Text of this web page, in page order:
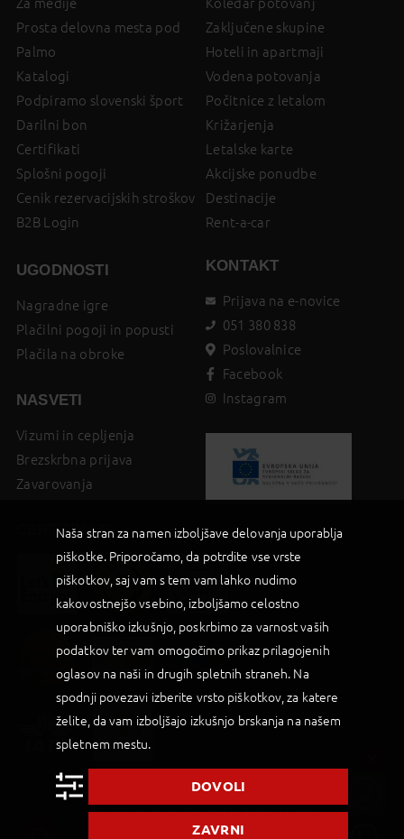
Prosta delovna mesta pod
Palmo
Katalogi
Podpiramo slovenski šport
Darilni bon
Certifikati
Splošni pogoji
Cenik rezervacijskih stroškov
B2B Login
UGODNOSTI
Nagradne igre
Plačilni pogoji in popusti
Plačila na obroke
NASVETI
Vizumi in cepljenja
Brezskrbna prijava
Zavarovanja
Zaključene skupine
Hoteli in apartmaji
Vodena potovanja
Počitnice z letalom
Križarjenja
Letalske karte
Akcijske ponudbe
Destinacije
Rent-a-car
KONTAKT
Prijava na e-novice
051 380 838
Poslovalnice
Facebook
Instagram
CERTIFIKATI
2019 © Palma d.o.o |Powered by BookiniT System
Naša stran za namen izboljšave delovanja uporablja
piškotke. Priporočamo, da potrdite vse vrste
piškotkov, saj vam s tem vam lahko nudimo
kakovostnejšo vsebino, izboljšamo celostno
uporabniško izkušnjo, poskrbimo za varnost vaših
podatkov ter vam omogočimo prikaz prilagojenih
oglasov na naši in drugih spletnih straneh. Na
spodnji povezavi izberite vrsto piškotkov, za katere
želite, da vam izboljšajo izkušnjo brskanja na našem
spletnem mestu.
DOVOLI
ZAVRNI